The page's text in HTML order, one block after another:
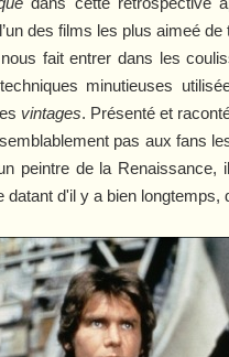
des films les plus aimeé de
fait entrer dans les
minutieuses
vintages. Présenté et
pas aux fans
peintre de la
d'il y a bien longtemps,